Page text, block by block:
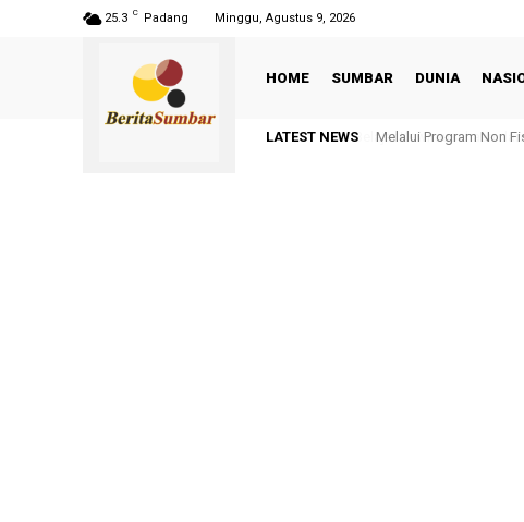
25.3 C Padang Minggu, Agustus 9, 2026
HOME SUMBAR DUNIA
LATEST NEWS Melalui Program Non